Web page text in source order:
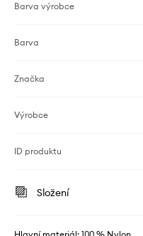
Barva výrobce
Barva
Značka
Výrobce
ID produktu
Složení